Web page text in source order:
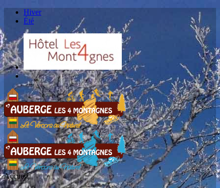
Hiver
Été
Accueil